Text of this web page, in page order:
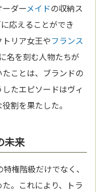
ダーメイドの収納ス
応えることができ
リア女王やフランス
名を刻む人物たちが
ことは、ブランドの
たエピソードはヴィ
割を果たした。
未来
権階級だけでなく、
。これにより、トラ